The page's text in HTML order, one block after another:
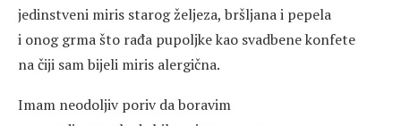
jedinstveni miris starog željeza, bršljana i pepela
i onog grma što rađa pupoljke kao svadbene konfete
na čiji sam bijeli miris alergična.
Imam neodoljiv poriv da boravim